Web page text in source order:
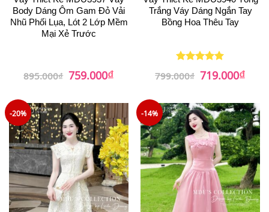
Body Dáng Ôm Gam Đỏ Vải
Nhũ Phối Lụa, Lót 2 Lớp Mềm
Mại Xẻ Trước
895.000₫ Giá
gốc
759.000₫Giá
hiện
759.000₫.
Trắng Váy Dáng Ngắn Tay
Bồng Hoa Thêu Tay
Được xếp
hạng
55
799.000₫ Giá
gốc
719.000₫Giá
hiện
-20% -14%